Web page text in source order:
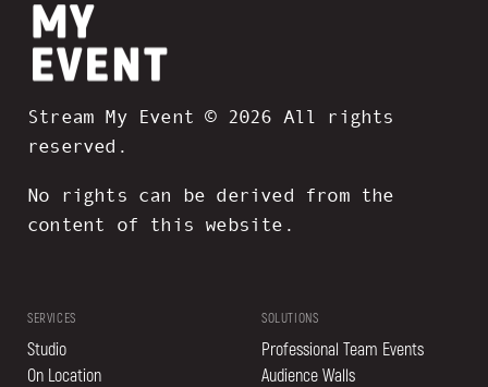
Stream My Event © 2026 All rights
reserved.
No rights can be derived from the
content of this website.
SERVICES
Studio
On Location
SOLUTIONS
Professional Team Events
Audience Walls